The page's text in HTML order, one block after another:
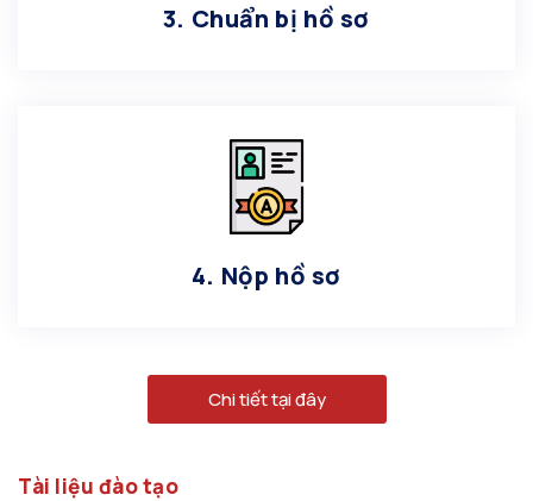
3. Chuẩn bị hồ sơ
4. Nộp hồ sơ
Chi tiết tại đây
Tài liệu đào tạo